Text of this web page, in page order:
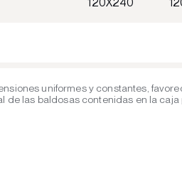
uniformes y constantes,
las baldosas contenidas en la